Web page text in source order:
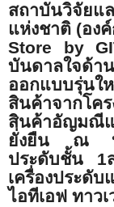
สถาบันวิจัยแ
แห่งชาติ (อง
Store by
บันดาลใจด้า
ออกแบบรุ่นใ
สินค้าจากโค
สินค้าอัญมณีแ
ยั่งยืน ณ บริ
ประดับชั้น 1
เครื่องประดั
ไอทีเอฟ ทาว